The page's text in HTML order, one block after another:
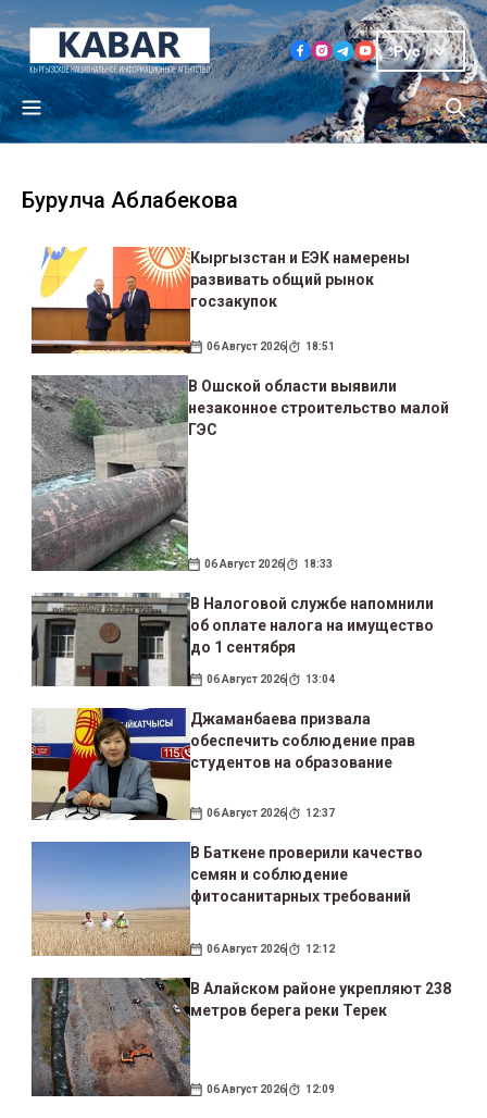
Рус
Бурулча Аблабекова
Кыргызстан и ЕЭК намерены
развивать общий рынок
госзакупок
06 Август 2026 18:51
В Ошской области выявили
незаконное строительство малой
ГЭС
06 Август 2026 18:33
В Налоговой службе напомнили
об оплате налога на имущество
до 1 сентября
06 Август 2026 13:04
Джаманбаева призвала
обеспечить соблюдение прав
студентов на образование
06 Август 2026 12:37
В Баткене проверили качество
семян и соблюдение
фитосанитарных требований
06 Август 2026 12:12
В Алайском районе укрепляют 238
метров берега реки Терек
06 Август 2026 12:09